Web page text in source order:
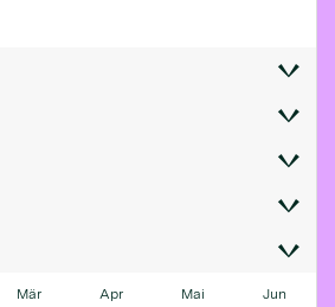
Mär Apr Mai Jun